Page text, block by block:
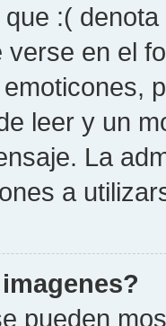
:(
en el
leer y un
La
a
pueden